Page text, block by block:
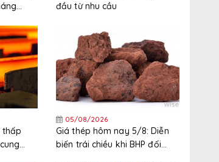
đầu từ nhu cầu
thấp
05/08/2026
Giá thép hôm nay 5/8: Diễn
biến trái chiều khi BHP đối